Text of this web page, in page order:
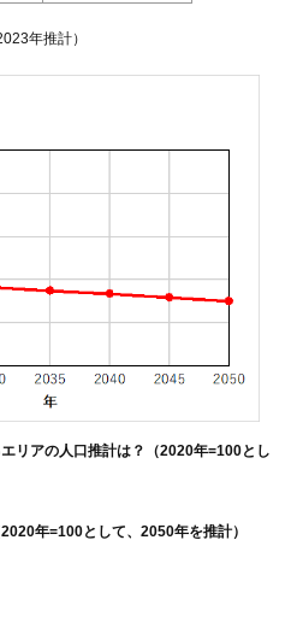
年推計）
リアの人口推計は？（2020年=100とし
年=100として、2050年を推計）